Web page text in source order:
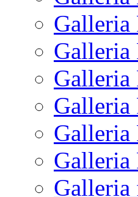
Galleria
Galleria
Galleria
Galleria
Galleria
Galleria
Galleria